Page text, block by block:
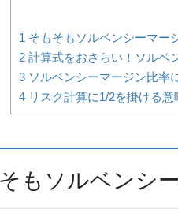
1 そもそもソルベンシーマー
2 計算式をおさらい！ソルベ
3 ソルベンシーマージン比率
4 リスク計算に1/2を掛ける
もソルベンシ